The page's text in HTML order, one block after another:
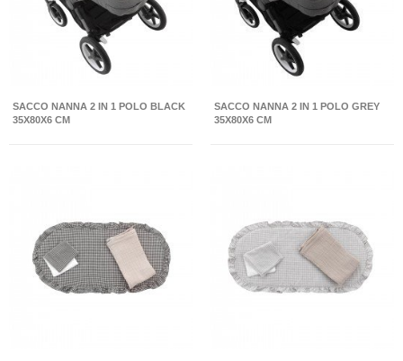
SACCO NANNA 2 IN 1 POLO BLACK
35X80X6 CM
SACCO NANNA 2 IN 1 POLO GREY
35X80X6 CM